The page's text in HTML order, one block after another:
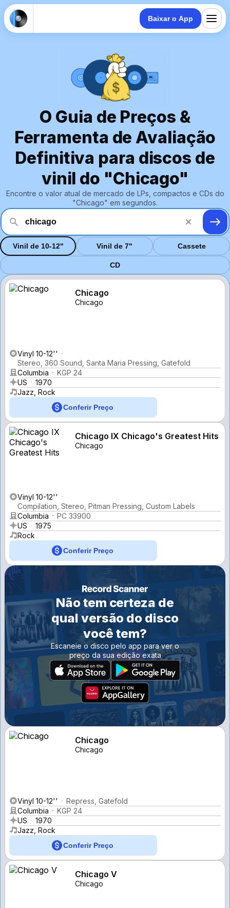
Baixar o App
O Guia de Preços &
Ferramenta de Avaliação
Definitiva para discos de
vinil do "Chicago"
Encontre o valor atual de mercado de LPs, compactos e CDs do
"Chicago" em segundos.
Vinil de 10-12" Vinil de 7" Cassete
CD
Chicago
Chicago
Vinyl 10-12''
Stereo, 360 Sound, Santa Maria Pressing, Gatefold
Columbia
KGP 24
US
1970
Jazz, Rock
Conferir Preço
Chicago IX Chicago's Greatest Hits
Chicago
Vinyl 10-12''
Compilation, Stereo, Pitman Pressing, Custom Labels
Columbia
PC 33900
US
1975
Rock
Conferir Preço
Não tem certeza de
qual versão do disco
você tem?
Escaneie o disco pelo app para ver o
preço da sua edição exata
Chicago
Chicago
Vinyl 10-12''
Repress, Gatefold
Columbia
KGP 24
US
1970
Jazz, Rock
Conferir Preço
Chicago V
Chicago